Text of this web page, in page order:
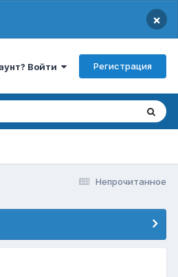
×
Войти Регистрация
Непрочитанное